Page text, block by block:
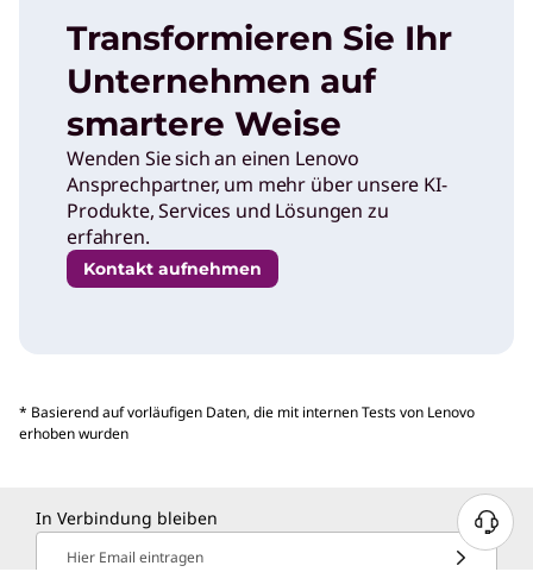
Transformieren Sie Ihr
Unternehmen auf
smartere Weise
Wenden Sie sich an einen Lenovo
Ansprechpartner, um mehr über unsere KI-
Produkte, Services und Lösungen zu
erfahren.
Kontakt aufnehmen
* Basierend auf vorläufigen Daten, die mit internen Tests von Lenovo
erhoben wurden
In Verbindung bleiben
Hier Email eintragen